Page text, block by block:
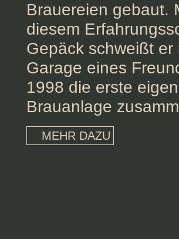
Brauereien gebaut.
diesem
Gepäck schweißt er
Garage eines
1998 die erste
Brauanlage
MEHR DAZU